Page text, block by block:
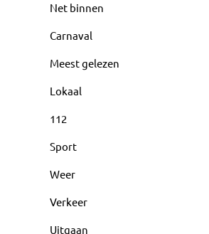
Net binnen
Carnaval
Meest gelezen
Lokaal
112
Sport
Weer
Verkeer
Uitgaan